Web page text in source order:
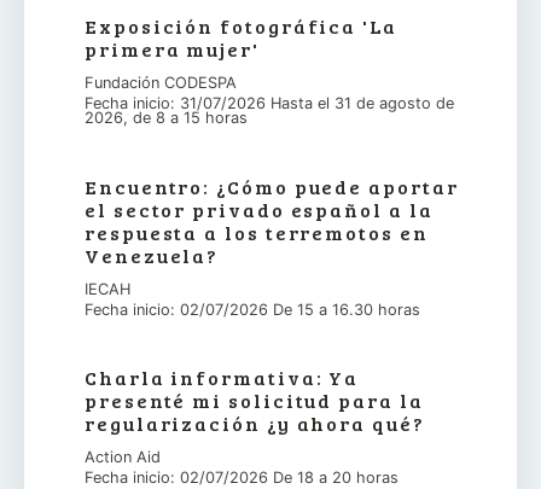
Exposición fotográfica 'La
primera mujer'
Fundación CODESPA
Fecha inicio: 31/07/2026 Hasta el 31 de agosto de
2026, de 8 a 15 horas
Encuentro: ¿Cómo puede aportar
el sector privado español a la
respuesta a los terremotos en
Venezuela?
IECAH
Fecha inicio: 02/07/2026 De 15 a 16.30 horas
Charla informativa: Ya
presenté mi solicitud para la
regularización ¿y ahora qué?
Action Aid
Fecha inicio: 02/07/2026 De 18 a 20 horas